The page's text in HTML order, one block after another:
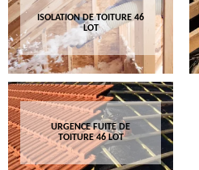
ISOLATION DE TOITURE 46
LOT
URGENCE FUITE DE
TOITURE 46 LOT